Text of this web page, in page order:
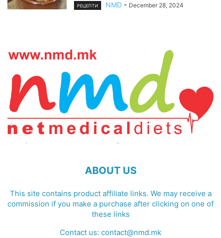
РЕЦЕПТИ NMD - December 28, 2024
ABOUT US
This site contains product affiliate links. We may receive a
commission if you make a purchase after clicking on one of
these links
Contact us: contact@nmd.mk